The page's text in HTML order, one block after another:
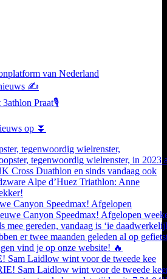
van Nederland
✍️
3athlon Praat🎙️
op ⏬
tegenwoordig wielrenster,
Canyon Speedmax! Afgelopen
Sam Laidlow wint voor de tweede kee